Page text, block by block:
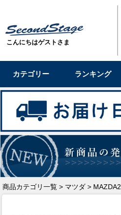
こんにちはゲストさま
カテゴリー ランキング
商品カテゴリ一覧 > マツダ > MAZDA2